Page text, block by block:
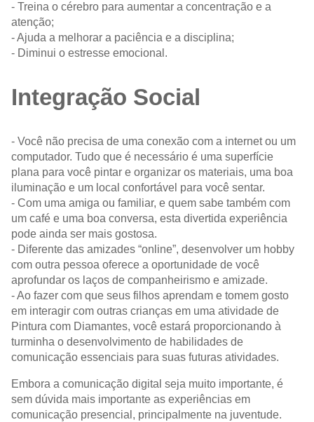
- Treina o cérebro para aumentar a concentração e a
atenção;
- Ajuda a melhorar a paciência e a disciplina;
- Diminui o estresse emocional.
Integração Social
- Você não precisa de uma conexão com a internet ou um
computador. Tudo que é necessário é uma superfície
plana para você pintar e organizar os materiais, uma boa
iluminação e um local confortável para você sentar.
- Com uma amiga ou familiar, e quem sabe também com
um café e uma boa conversa, esta divertida experiência
pode ainda ser mais gostosa.
- Diferente das amizades “online”, desenvolver um hobby
com outra pessoa oferece a oportunidade de você
aprofundar os laços de companheirismo e amizade.
- Ao fazer com que seus filhos aprendam e tomem gosto
em interagir com outras crianças em uma atividade de
Pintura com Diamantes, você estará proporcionando à
turminha o desenvolvimento de habilidades de
comunicação essenciais para suas futuras atividades.
Embora a comunicação digital seja muito importante, é
sem dúvida mais importante as experiências em
comunicação presencial, principalmente na juventude.